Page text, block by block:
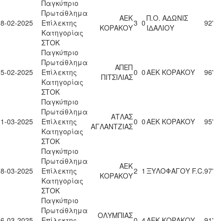
02-2025
Παγκύπριο
Πρωτάθλημα
Επίλεκτης
Κατηγορίας
ΣΤΟΚ
ΑΕΚ
ΚΟΡΑΚΟΥ3 0Π.Ο. ΑΔΩΝΙΣ
ΙΔΑΛΙΟΥ
92'
02-2025
Παγκύπριο
Πρωτάθλημα
Επίλεκτης
Κατηγορίας
ΣΤΟΚ
ΑΠΕΠ
ΠΙΤΣΙΛΙΑΣ0 0ΑΕΚ ΚΟΡΑΚΟΥ 96'
03-2025
Παγκύπριο
Πρωτάθλημα
Επίλεκτης
Κατηγορίας
ΣΤΟΚ
ΑΤΛΑΣ
ΑΓΛΑΝΤΖΙΑΣ0 0ΑΕΚ ΚΟΡΑΚΟΥ 95'
03-2025
Παγκύπριο
Πρωτάθλημα
Επίλεκτης
Κατηγορίας
ΣΤΟΚ
ΑΕΚ
ΚΟΡΑΚΟΥ2 1 ΞΥΛΟΦΑΓΟΥ F.C.97'
Παγκύπριο
Πρωτάθλημα
ΟΛΥΜΠΙΑΣ